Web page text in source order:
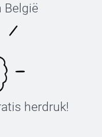
België
herdruk!